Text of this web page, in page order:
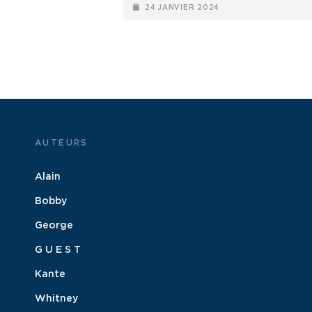
POSTED-
24 JANVIER 2024
AUTEURS
Alain
Bobby
George
G U E S T
Kante
Whitney